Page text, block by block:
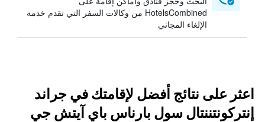
HotelsCombined من وكالات السفر التي تقدم خدمة
الإلغاء المجاني
اعثر على نتائج أفضل لإقامتك في جراند
إنتركونتننتال سول بارناس باي آيتش جي